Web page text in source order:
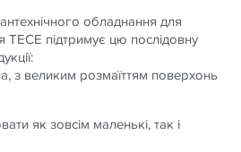
обладнання для
TECE підтримує цю послідовну
з великим розмаїттям поверхонь
як зовсім маленькі, так і